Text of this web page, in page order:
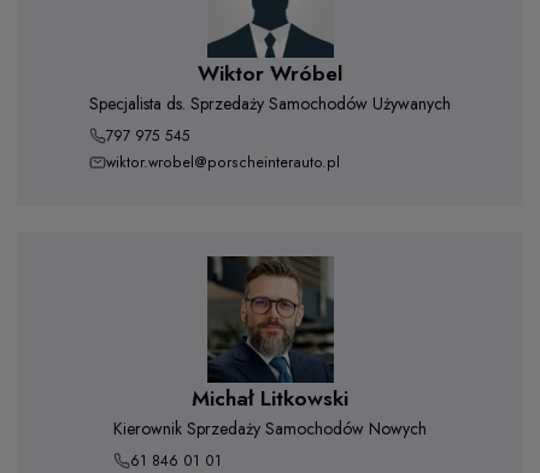
Wiktor Wróbel
Specjalista ds. Sprzedaży Samochodów Używanych
797 975 545
wiktor.wrobel@porscheinterauto.pl
Michał Litkowski
Kierownik Sprzedaży Samochodów Nowych
61 846 01 01